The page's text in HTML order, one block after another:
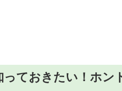
っておきたい！ホ